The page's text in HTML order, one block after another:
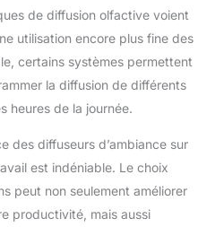
de diffusion olfactive voient
utilisation encore plus fine des
certains systèmes permettent
la diffusion de différents
heures de la journée.
des diffuseurs d’ambiance sur
est indéniable. Le choix
peut non seulement améliorer
productivité, mais aussi